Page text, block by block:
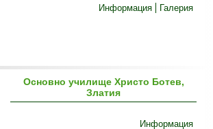
Информация
Галерия
Основно училище Христо Ботев,
Златия
Информация